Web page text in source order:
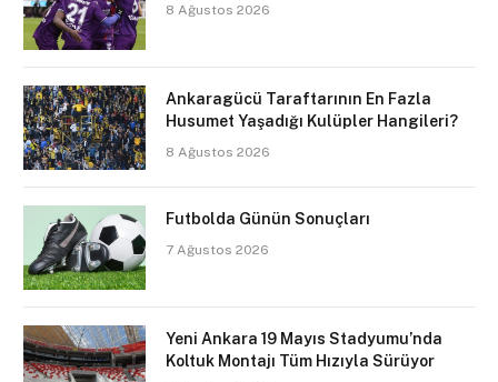
8 Ağustos 2026
Ankaragücü Taraftarının En Fazla
Husumet Yaşadığı Kulüpler Hangileri?
8 Ağustos 2026
Futbolda Günün Sonuçları
7 Ağustos 2026
Yeni Ankara 19 Mayıs Stadyumu’nda
Koltuk Montajı Tüm Hızıyla Sürüyor